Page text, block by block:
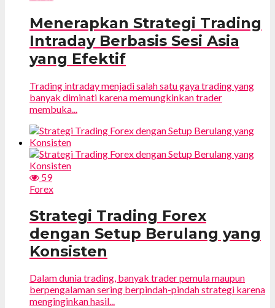
Menerapkan Strategi Trading
Intraday Berbasis Sesi Asia
yang Efektif
Trading intraday menjadi salah satu gaya trading yang
banyak diminati karena memungkinkan trader
membuka...
59
Forex
Strategi Trading Forex
dengan Setup Berulang yang
Konsisten
Dalam dunia trading, banyak trader pemula maupun
berpengalaman sering berpindah-pindah strategi karena
menginginkan hasil...